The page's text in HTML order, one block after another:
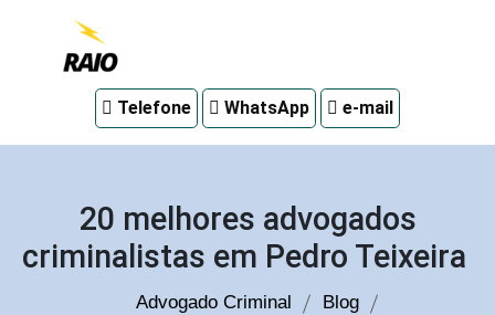
em
Telefone WhatsApp e-mail
20 melhores advogados
criminalistas em Pedro Teixeira
Advogado Criminal
Blog